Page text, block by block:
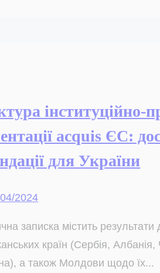
інституційно-
acquis ЄС:
для України
04/2024
записка містить результати
країн (Сербія, Албанія,
а також Молдови щодо їх...